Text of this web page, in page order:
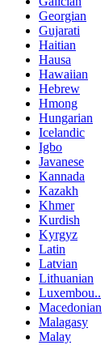
Georgian
Gujarati
Haitian
Hausa
Hawaiian
Hebrew
Hmong
Hungarian
Icelandic
Igbo
Javanese
Kannada
Kazakh
Khmer
Kurdish
Kyrgyz
Latin
Latvian
Lithuanian
Luxembou..
Macedonian
Malagasy
Malay